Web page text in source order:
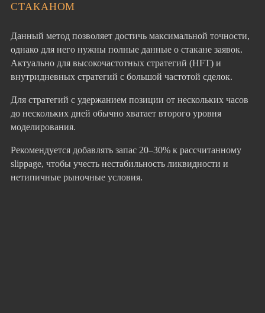
СТАКАНОМ
Данный метод позволяет достичь максимальной точности,
однако для него нужны полные данные о стакане заявок.
Актуально для высокочастотных стратегий (HFT) и
внутридневных стратегий с большой частотой сделок.
Для стратегий с удержанием позиции от нескольких часов
до нескольких дней обычно хватает второго уровня
моделирования.
Рекомендуется добавлять запас 20–30% к рассчитанному
slippage, чтобы учесть нестабильность ликвидности и
нетипичные рыночные условия.